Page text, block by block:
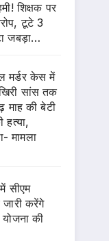
शिक्षक पर
टूटे 3
जबड़ा…
मर्डर केस में
सांस तक
माह की बेटी
हत्या,
मामला
सीएम
जारी करेंगे
योजना की